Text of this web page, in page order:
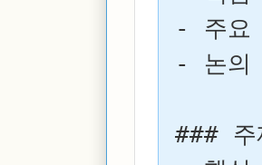
- 주요
- 논의
###